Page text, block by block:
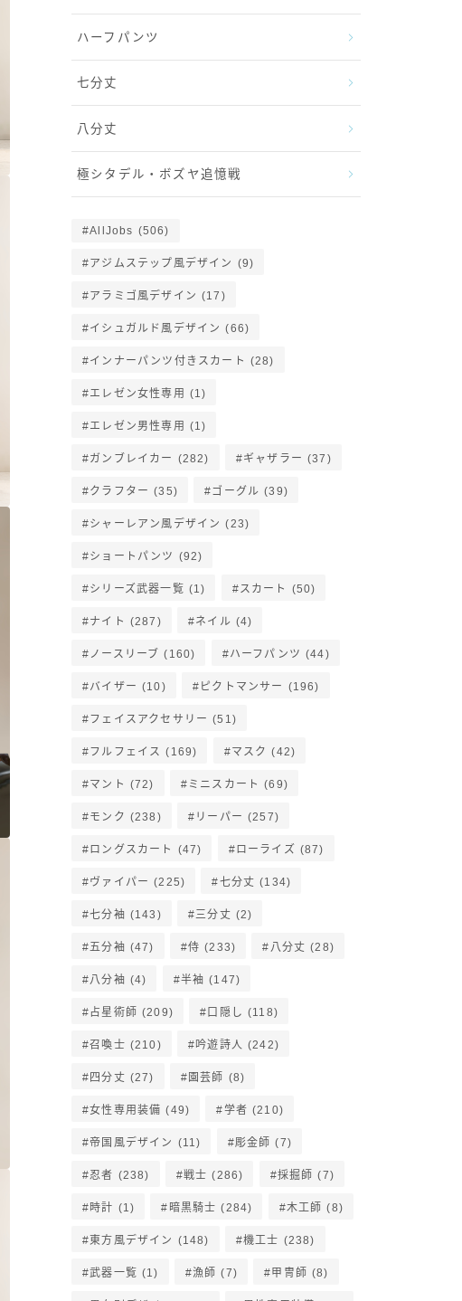
ハーフパンツ
七分丈
八分丈
極シタデル・ボズヤ追憶戦
AllJobs (506)
アジムステップ風デザイン (9)
アラミゴ風デザイン (17)
イシュガルド風デザイン (66)
インナーパンツ付きスカート (28)
エレゼン女性専用 (1)
エレゼン男性専用 (1)
ガンブレイカー (282) ギャザラー (37)
クラフター (35) ゴーグル (39)
シャーレアン風デザイン (23)
ショートパンツ (92)
シリーズ武器一覧 (1) スカート (50)
ナイト (287) ネイル (4)
ノースリーブ (160) ハーフパンツ (44)
バイザー (10) ピクトマンサー (196)
フェイスアクセサリー (51)
フルフェイス (169) マスク (42)
マント (72) ミニスカート (69)
モンク (238) リーパー (257)
ロングスカート (47) ローライズ (87)
ヴァイパー (225) 七分丈 (134)
七分袖 (143) 三分丈 (2)
五分袖 (47) 侍 (233) 八分丈 (28)
八分袖 (4) 半袖 (147)
占星術師 (209) 口隠し (118)
召喚士 (210) 吟遊詩人 (242)
四分丈 (27) 園芸師 (8)
女性専用装備 (49) 学者 (210)
帝国風デザイン (11) 彫金師 (7)
忍者 (238) 戦士 (286) 採掘師 (7)
時計 (1) 暗黒騎士 (284) 木工師 (8)
東方風デザイン (148) 機工士 (238)
武器一覧 (1) 漁師 (7) 甲冑師 (8)